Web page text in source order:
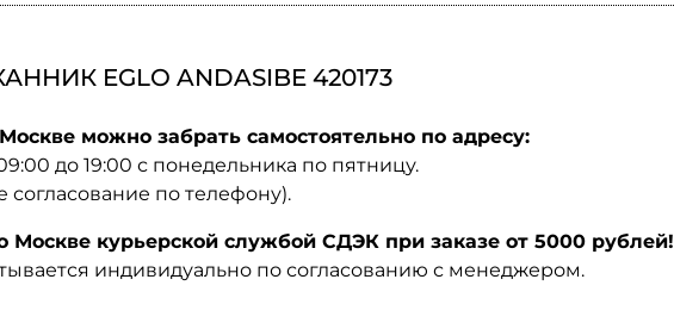
EGLO ANDASIBE 420173
можно забрать самостоятельно по адресу:
до 19:00 с понедельника по пятницу.
согласование по телефону).
курьерской службой СДЭК при заказе от 5000 рублей!
индивидуально по согласованию с менеджером.